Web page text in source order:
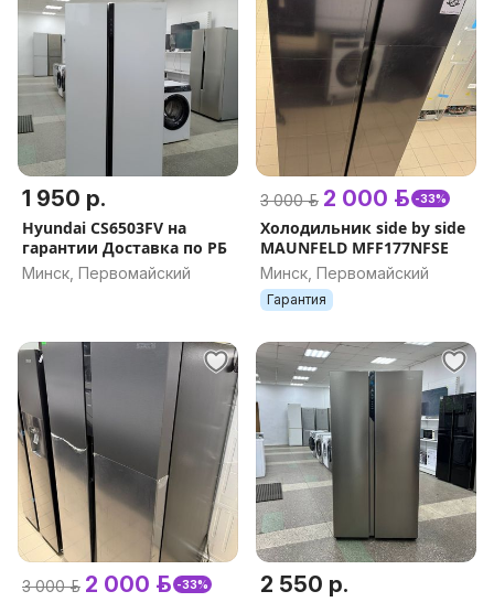
1 950 р.
Hyundai CS6503FV на
гарантии Доставка по РБ
Минск, Первомайский
3 000 р. 2 000 р. -33%
Холодильник side by side
MAUNFELD MFF177NFSE
Минск, Первомайский
Гарантия
3 000 р. 2 000 р. -33% 2 550 р.